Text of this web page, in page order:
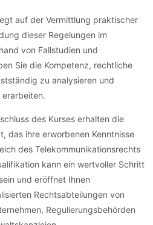
auf der Vermittlung praktischer
dieser Regelungen im
von Fallstudien und
Sie die Kompetenz, rechtliche
zu analysieren und
des Kurses erhalten die
das ihre erworbenen Kenntnisse
des Telekommunikationsrechts
kann ein wertvoller Schritt
und eröffnet Ihnen
Rechtsabteilungen von
Regulierungsbehörden